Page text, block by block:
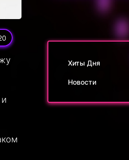
Хиты Дня
Новости